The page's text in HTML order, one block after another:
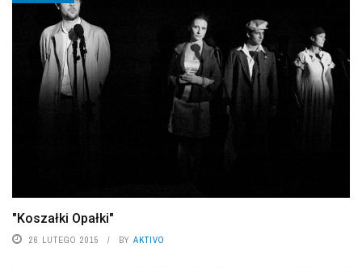
"Koszałki Opałki"
26 LUTEGO 2015 BY AKTIVO